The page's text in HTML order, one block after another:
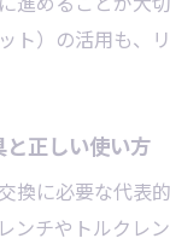
ト）の活用も、
正しい使い方
換に必要な代表
ンチやトルクレン